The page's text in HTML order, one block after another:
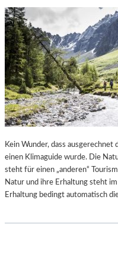
Kein Wunder, dass
einen Klimaguide wurde. Die
steht für einen „anderen“
Natur und ihre Erhaltung steht
Erhaltung bedingt automatisch